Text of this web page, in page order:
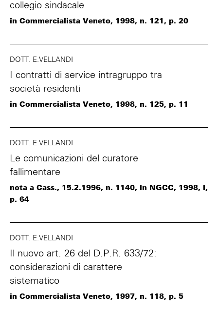
collegio sindacale
in Commercialista Veneto, 1998, n. 121, p. 20
DOTT. E.VELLANDI
I contratti di service intragruppo tra
società residenti
in Commercialista Veneto, 1998, n. 125, p. 11
DOTT. E.VELLANDI
Le comunicazioni del curatore
fallimentare
nota a Cass., 15.2.1996, n. 1140, in NGCC, 1998, I,
p. 64
DOTT. E.VELLANDI
Il nuovo art. 26 del D.P.R. 633/72:
considerazioni di carattere
sistematico
in Commercialista Veneto, 1997, n. 118, p. 5